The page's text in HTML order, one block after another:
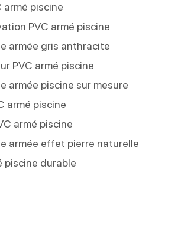
armé piscine
PVC armé piscine
armée gris anthracite
PVC armé piscine
armée piscine sur mesure
armé piscine
armé piscine
armée effet pierre naturelle
piscine durable